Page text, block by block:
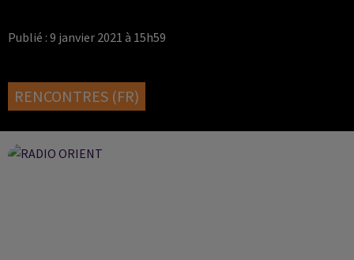
Publié : 9 janvier 2021 à 15h59
RENCONTRES (FR)